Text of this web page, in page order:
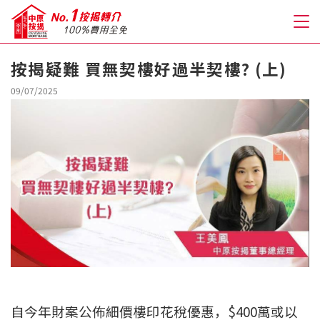
關於我們
人才房貸・開戶優惠
免費房貸轉介服務
免費開戶轉介服務
私人貸款
優惠禮遇
按揭疑難 買無契樓好過半契樓? (上)
09/07/2025
自今年財案公佈細價樓印花稅優惠，$400萬或以